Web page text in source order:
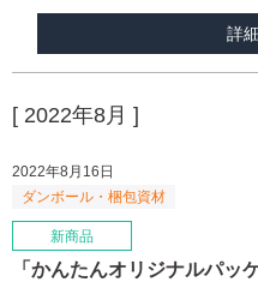
詳
[ 2022年8月 ]
2022年8月16日
「かんたんオリジナルパッ